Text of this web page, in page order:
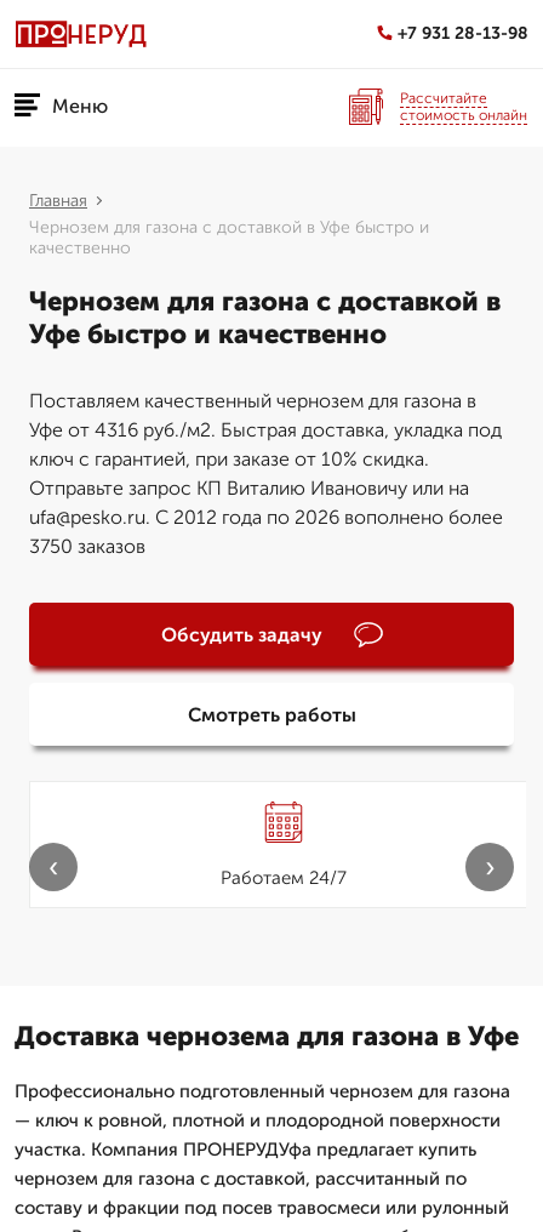
+7 931 28-13-98
Меню
Рассчитайте
стоимость онлайн
Главная
Чернозем для газона с доставкой в Уфе быстро и
качественно
Чернозем для газона с доставкой в
Уфе быстро и качественно
Поставляем качественный чернозем для газона в
Уфе от 4316 руб./м2. Быстрая доставка, укладка под
ключ с гарантией, при заказе от 10% скидка.
Отправьте запрос КП Виталию Ивановичу или на
ufa@pesko.ru. С 2012 года по 2026 вополнено более
3750 заказов
Обсудить задачу
Смотреть работы
Работаем 24/7
‹ ›
Доставка чернозема для газона в Уфе
Профессионально подготовленный чернозем для газона
— ключ к ровной, плотной и плодородной поверхности
участка. Компания ПРОНЕРУДУфа предлагает купить
чернозем для газона с доставкой, рассчитанный по
составу и фракции под посев травосмеси или рулонный